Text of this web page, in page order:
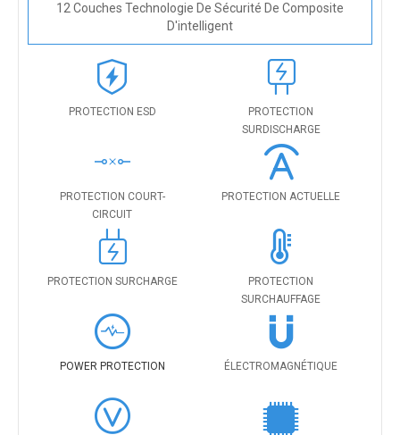
12 Couches Technologie De Sécurité De Composite
D'intelligent
PROTECTION ESD
PROTECTION
SURDISCHARGE
PROTECTION COURT-
CIRCUIT
PROTECTION ACTUELLE
PROTECTION SURCHARGE
PROTECTION
SURCHAUFFAGE
POWER PROTECTION ÉLECTROMAGNÉTIQUE